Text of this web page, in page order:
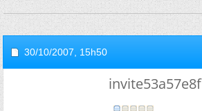
30/10/2007, 15h50
invite53a57e8f